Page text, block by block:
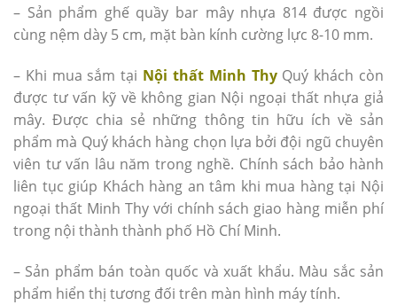
– Sản phẩm ghế quầy bar mây nhựa 814 được ngồi
cùng nệm dày 5 cm, mặt bàn kính cường lực 8-10 mm.
– Khi mua sắm tại Nội thất Minh Thy Quý khách còn
được tư vấn kỹ về không gian Nội ngoại thất nhựa giả
mây. Được chia sẻ những thông tin hữu ích về sản
phẩm mà Quý khách hàng chọn lựa bởi đội ngũ chuyên
viên tư vấn lâu năm trong nghề. Chính sách bảo hành
liên tục giúp Khách hàng an tâm khi mua hàng tại Nội
ngoại thất Minh Thy với chính sách giao hàng miễn phí
trong nội thành thành phố Hồ Chí Minh.
– Sản phẩm bán toàn quốc và xuất khẩu. Màu sắc sản
phẩm hiển thị tương đối trên màn hình máy tính.